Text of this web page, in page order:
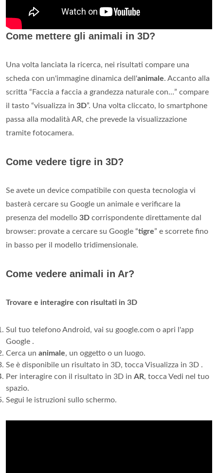
Come mettere gli animali in 3D?
Una volta lanciata la ricerca, nei risultati compare una
scheda con un'immagine dinamica dell'animale. Accanto alla
scritta “Faccia a faccia a grandezza naturale con…” compare
il tasto “visualizza in 3D”. Una volta cliccato, lo smartphone
passa alla modalità AR, che prevede la visualizzazione
tramite fotocamera.
Come vedere tigre in 3D?
Se avete un device compatibile con questa tecnologia vi
basterà cercare su Google un animale e verificare la
presenza del modello 3D corrispondente direttamente dal
browser: provate a cercare su Google “tigre” e scorrete fino
in basso per il modello tridimensionale.
Come vedere animali in Ar?
Trovare e interagire con risultati in 3D
Sul tuo telefono Android, vai su google.com o apri l'app
Google .
Cerca un animale, un oggetto o un luogo.
Se è disponibile un risultato in 3D, tocca Visualizza in 3D .
Per interagire con il risultato in 3D in AR, tocca Vedi nel tuo
spazio.
Segui le istruzioni sullo schermo.